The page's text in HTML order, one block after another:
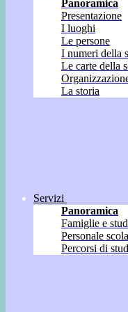
Panoramica
Presentazione
I luoghi
Le persone
I numeri della
Le carte della
La storia
Servizi
Panoramica
Famiglie e
Personale
Percorsi di